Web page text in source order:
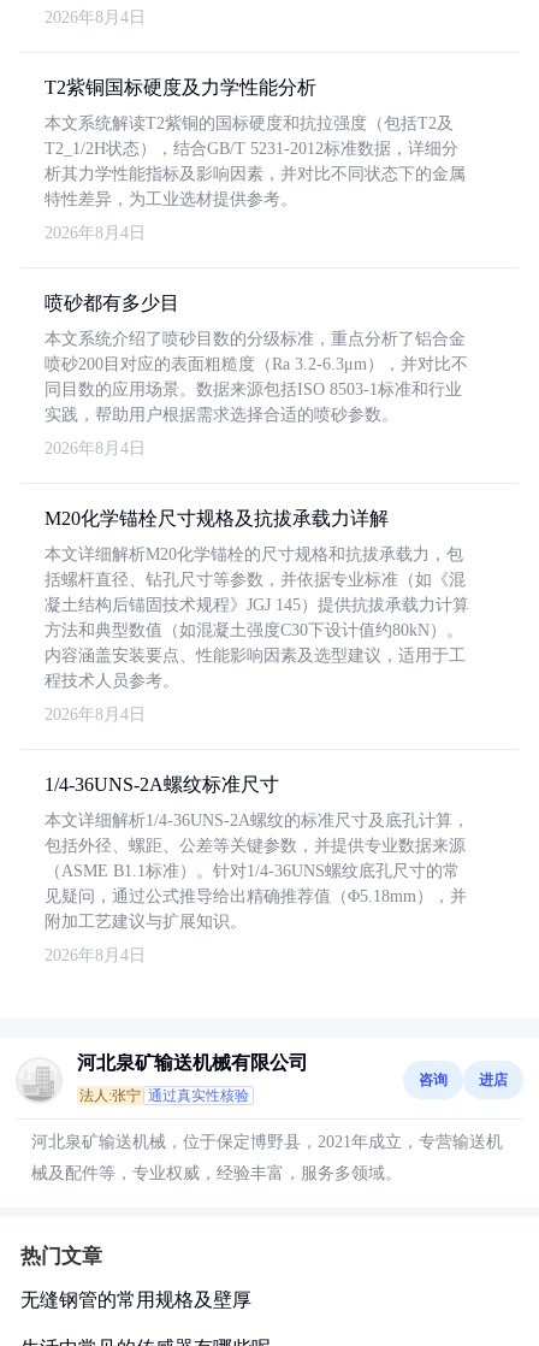
2026年8月4日
T2紫铜国标硬度及力学性能分析
本文系统解读T2紫铜的国标硬度和抗拉强度（包括T2及
T2_1/2H状态），结合GB/T 5231-2012标准数据，详细分
析其力学性能指标及影响因素，并对比不同状态下的金属
特性差异，为工业选材提供参考。
2026年8月4日
喷砂都有多少目
本文系统介绍了喷砂目数的分级标准，重点分析了铝合金
喷砂200目对应的表面粗糙度（Ra 3.2-6.3μm），并对比不
同目数的应用场景。数据来源包括ISO 8503-1标准和行业
实践，帮助用户根据需求选择合适的喷砂参数。
2026年8月4日
M20化学锚栓尺寸规格及抗拔承载力详解
本文详细解析M20化学锚栓的尺寸规格和抗拔承载力，包
括螺杆直径、钻孔尺寸等参数，并依据专业标准（如《混
凝土结构后锚固技术规程》JGJ 145）提供抗拔承载力计算
方法和典型数值（如混凝土强度C30下设计值约80kN）。
内容涵盖安装要点、性能影响因素及选型建议，适用于工
程技术人员参考。
2026年8月4日
1/4-36UNS-2A螺纹标准尺寸
本文详细解析1/4-36UNS-2A螺纹的标准尺寸及底孔计算，
包括外径、螺距、公差等关键参数，并提供专业数据来源
（ASME B1.1标准）。针对1/4-36UNS螺纹底孔尺寸的常
见疑问，通过公式推导给出精确推荐值（Φ5.18mm），并
附加工艺建议与扩展知识。
2026年8月4日
河北泉矿输送机械有限公司
法人:张宁 通过真实性核验
咨询 进店
河北泉矿输送机械，位于保定博野县，2021年成立，专营输送机
械及配件等，专业权威，经验丰富，服务多领域。
热门文章
无缝钢管的常用规格及壁厚